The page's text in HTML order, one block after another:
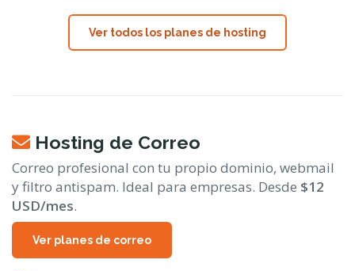
Ver todos los planes de hosting
Hosting de Correo
Correo profesional con tu propio dominio, webmail
y filtro antispam. Ideal para empresas. Desde $12
USD/mes.
Ver planes de correo